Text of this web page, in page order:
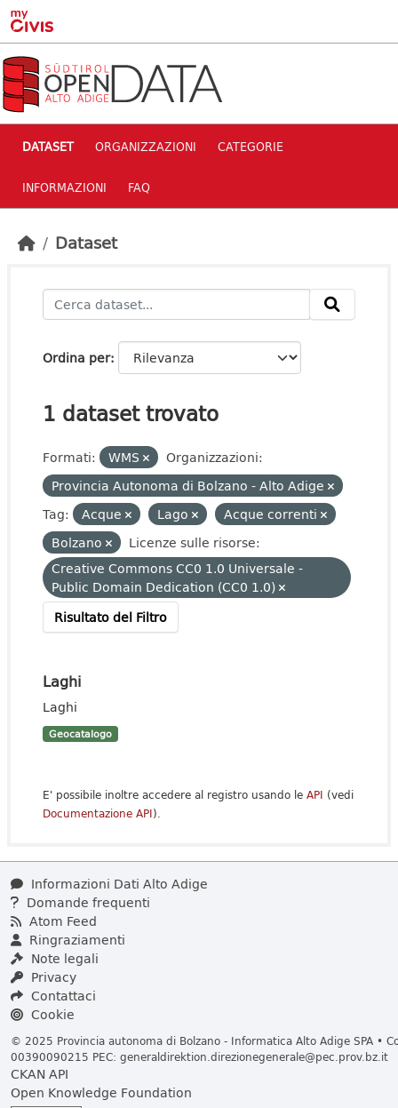
Skip to main content
DATASET ORGANIZZAZIONI CATEGORIE
INFORMAZIONI FAQ
Dataset
Ordina per
1 dataset trovato
Formati: WMS
Organizzazioni:
Provincia Autonoma di Bolzano - Alto Adige
Tag:
Acque Lago
Acque correnti
Bolzano
Licenze sulle risorse:
Creative Commons CC0 1.0 Universale -
Public Domain Dedication (CC0 1.0)
Risultato del Filtro
Laghi
Laghi
Geocatalogo
E' possibile inoltre accedere al registro usando le API (vedi
Documentazione API).
Informazioni Dati Alto Adige
Domande frequenti
Atom Feed
Ringraziamenti
Note legali
Privacy
Contattaci
Cookie
© 2025 Provincia autonoma di Bolzano - Informatica Alto Adige SPA •
00390090215 PEC: generaldirektion.direzionegenerale@pec.prov.bz.it
CKAN API
Open Knowledge Foundation